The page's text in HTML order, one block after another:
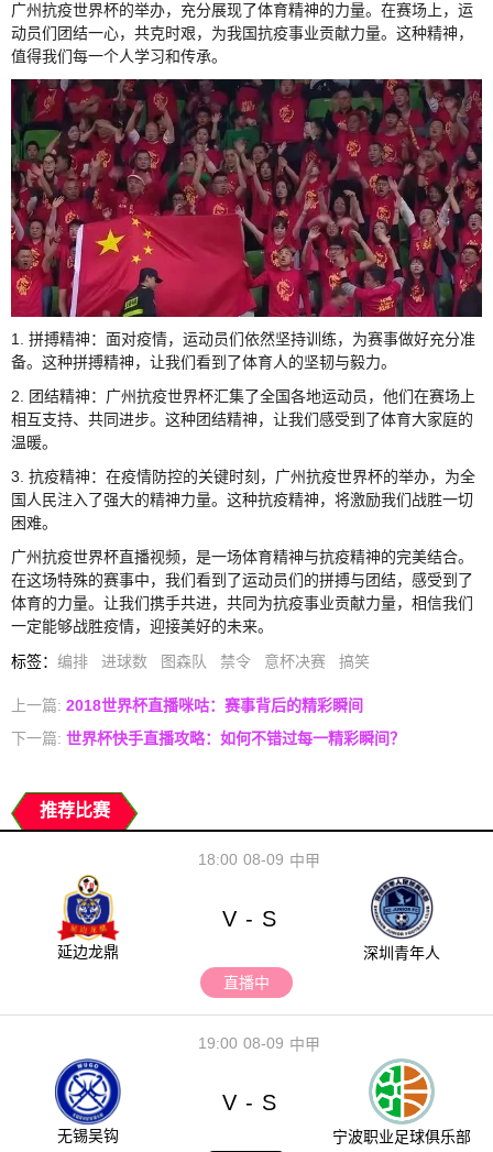
广州抗疫世界杯的举办，充分展现了体育精神的力量。在赛场上，运
动员们团结一心，共克时艰，为我国抗疫事业贡献力量。这种精神，
值得我们每一个人学习和传承。
1. 拼搏精神：面对疫情，运动员们依然坚持训练，为赛事做好充分准
备。这种拼搏精神，让我们看到了体育人的坚韧与毅力。
2. 团结精神：广州抗疫世界杯汇集了全国各地运动员，他们在赛场上
相互支持、共同进步。这种团结精神，让我们感受到了体育大家庭的
温暖。
3. 抗疫精神：在疫情防控的关键时刻，广州抗疫世界杯的举办，为全
国人民注入了强大的精神力量。这种抗疫精神，将激励我们战胜一切
困难。
广州抗疫世界杯直播视频，是一场体育精神与抗疫精神的完美结合。
在这场特殊的赛事中，我们看到了运动员们的拼搏与团结，感受到了
体育的力量。让我们携手共进，共同为抗疫事业贡献力量，相信我们
一定能够战胜疫情，迎接美好的未来。
标签： 编排 进球数 图森队 禁令 意杯决赛 搞笑
上一篇: 2018世界杯直播咪咕：赛事背后的精彩瞬间
下一篇: 世界杯快手直播攻略：如何不错过每一精彩瞬间？
推荐比赛
08-09
18:00 中甲
延边龙鼎
V - S
深圳青年人
直播中
08-09
19:00 中甲
无锡吴钩
V - S
宁波职业足球俱乐部